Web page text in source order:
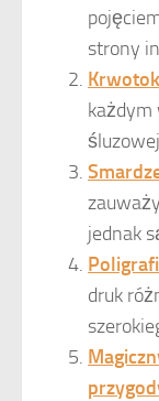
strony
każdym
jednak
druk